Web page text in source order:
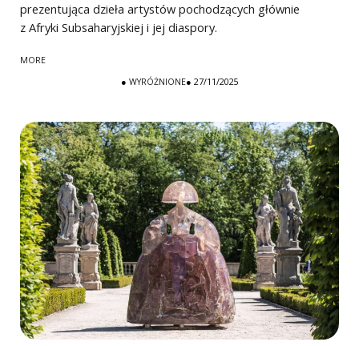
prezentująca dzieła artystów pochodzących głównie
z Afryki Subsaharyjskiej i jej diaspory.
MORE
● WYRÓŻNIONE● 27/11/2025